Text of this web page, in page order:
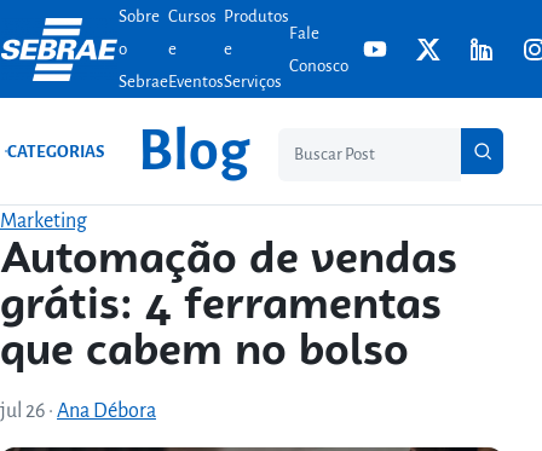
Ir para o conteúdo
Sobre
o
Sebrae
Cursos
e
Eventos
Produtos
e
Serviços
Fale
Conosco
CATEGORIAS Blog
Marketing
Automação de vendas
grátis: 4 ferramentas
que cabem no bolso
jul 26 · Ana Débora